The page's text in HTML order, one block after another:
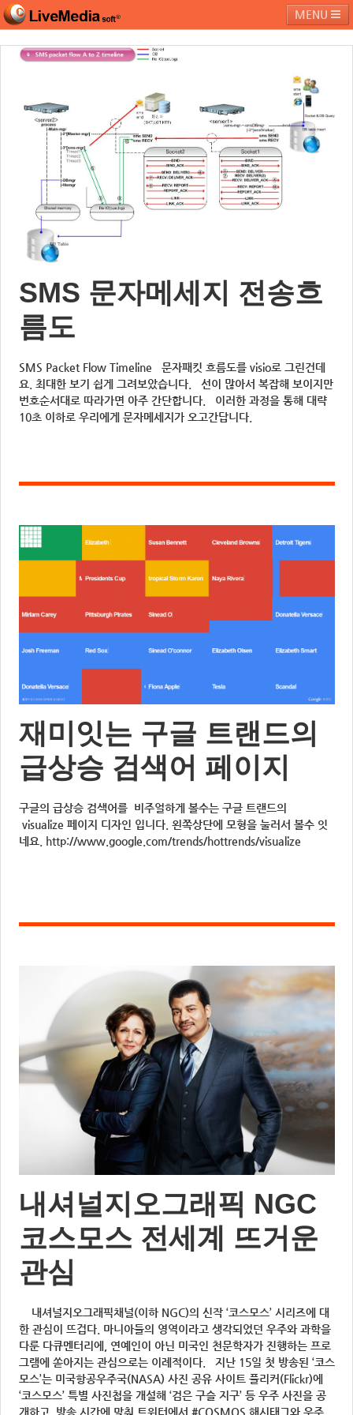
MENU
커뮤니티
페밀리 사이트
SMS 문자메세지 전송흐
름도
SMS Packet Flow Timeline 문자패킷 흐름도를 visio로 그린건데
요. 최대한 보기 쉽게 그려보았습니다. 선이 많아서 복잡해 보이지만
번호순서대로 따라가면 아주 간단합니다. 이러한 과정을 통해 대략
10초 이하로 우리에게 문자메세지가 오고간답니다.
재미잇는 구글 트랜드의
급상승 검색어 페이지
구글의 급상승 검색어를 비주얼하게 볼수는 구글 트랜드의
visualize 페이지 디자인 입니다. 왼쪽상단에 모형을 눌러서 볼수 잇
네요. http://www.google.com/trends/hottrends/visualize
내셔널지오그래픽 NGC
코스모스 전세계 뜨거운
관심
내셔널지오그래픽채널(이하 NGC)의 신작 ‘코스모스’ 시리즈에 대
한 관심이 뜨겁다. 마니아들의 영역이라고 생각되었던 우주와 과학을
다룬 다큐멘터리에, 연예인이 아닌 미국인 천문학자가 진행하는 프로
그램에 쏟아지는 관심으로는 이례적이다. 지난 15일 첫 방송된 ‘코스
모스’는 미국항공우주국(NASA) 사진 공유 사이트 플리커(Flickr)에
‘코스모스’ 특별 사진첩을 개설해 ‘검은 구슬 지구’ 등 우주 사진을 공
개하고, 방송 시간에 맞춰 트위터에서 #COSMOS 해시태그와 우주